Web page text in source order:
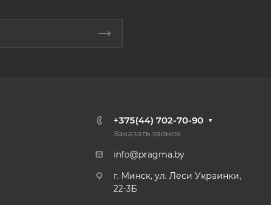
+375(44) 702-70-90
Заказать звонок
info@pragma.by
г. Минск, ул. Леси Украинки,
22-3Б